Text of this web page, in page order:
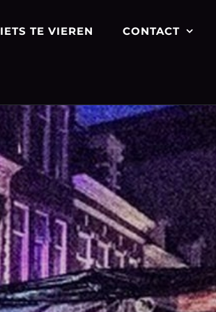
IETS TE VIEREN CONTACT